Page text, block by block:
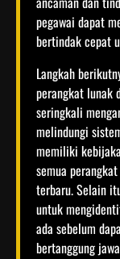
pegawai dapat
bertindak cepat
Langkah
perangkat lunak
seringkali
melindungi
memiliki
semua
terbaru. Selain
untuk
ada sebelum
bertanggung